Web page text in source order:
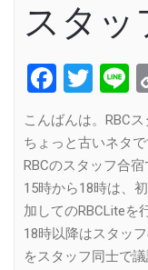
スタッ
こんばんは。RBC
ちょっと古いネタ
RBCのスタッフ合宿
15時から18時は、
加してのRBCLiteを
18時以降はスタッ
をスタッフ同士で議